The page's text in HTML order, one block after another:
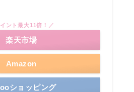
Amazon
ント最大11倍！／
楽天市場
ショッピング